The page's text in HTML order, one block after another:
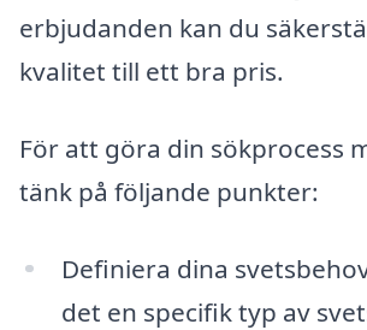
erbjudanden kan du
kvalitet till ett bra pris.
För att göra din sökprocess
tänk på följande punkter:
Definiera dina
det en specifik typ av